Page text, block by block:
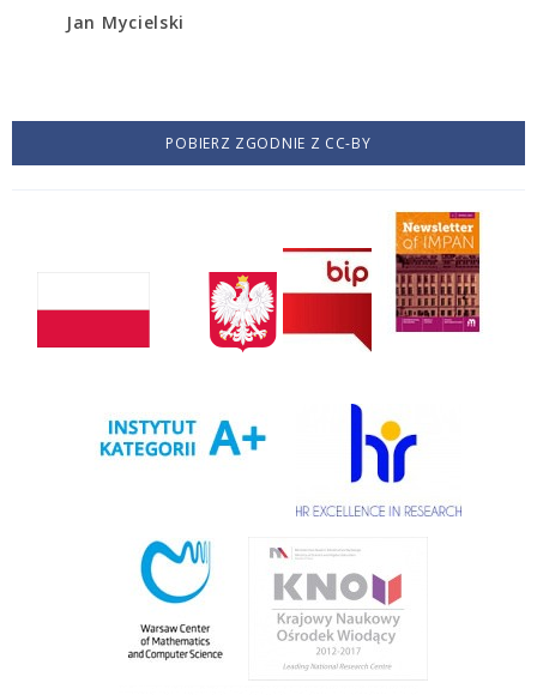
Jan Mycielski
POBIERZ ZGODNIE Z CC-BY